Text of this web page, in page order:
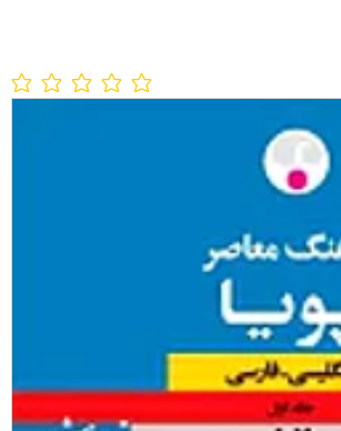
No ratings yet